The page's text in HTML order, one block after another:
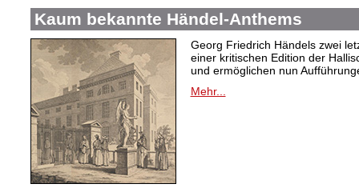
Kaum bekannte Händel-Anthems
Georg Friedrich Händels zwei
einer kritischen Edition der
und ermöglichen nun
Mehr...